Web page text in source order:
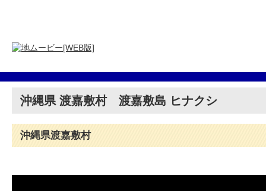
沖縄県 渡嘉敷村 渡嘉敷島 ヒナクシ
沖縄県渡嘉敷村